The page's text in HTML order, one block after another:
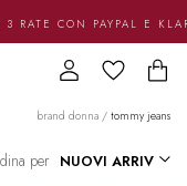
CON PAYPAL E
brand donna / tommy jeans
per